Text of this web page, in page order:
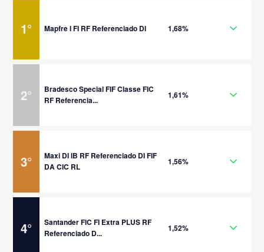
1° Mapfre I FI RF Referenciado DI 1,68%
2°
Bradesco Special FIF Classe FIC
RF Referencia...
1,61%
3°
Maxi DI IB RF Referenciado DI FIF
DA CIC RL
1,56%
4°
Santander FIC FI Extra PLUS RF
Referenciado D...
1,52%